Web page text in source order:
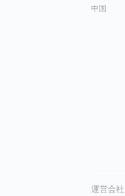
中国
運営会社